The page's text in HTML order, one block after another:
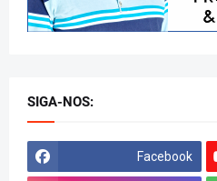
SIGA-NOS:
Facebook